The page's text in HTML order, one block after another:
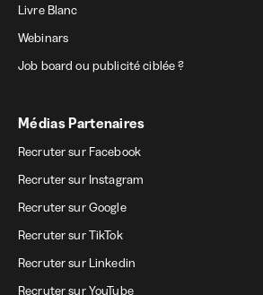
Livre Blanc
Webinars
Job board ou publicité ciblée ?
Médias Partenaires
Recruter sur Facebook
Recruter sur Instagram
Recruter sur Google
Recruter sur TikTok
Recruter sur Linkedin
Recruter sur YouTube